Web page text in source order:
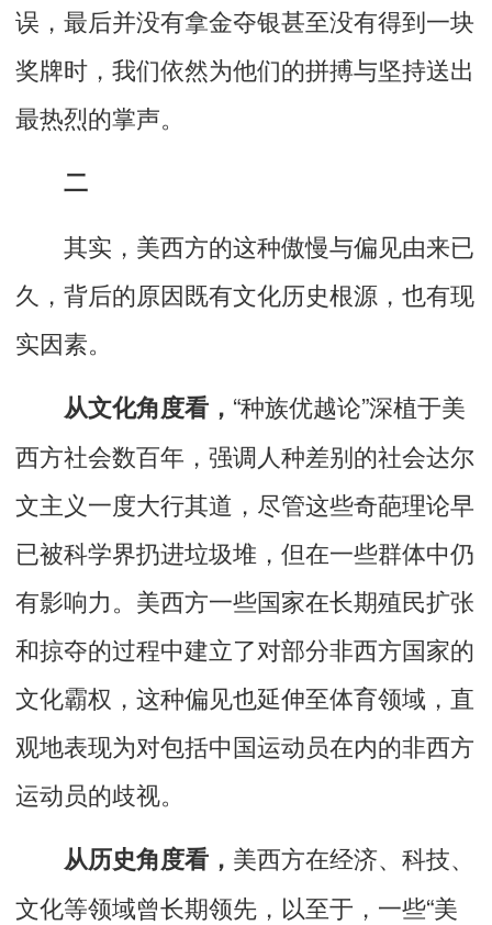
误，最后并没有拿金夺银甚至没有得到一块
奖牌时，我们依然为他们的拼搏与坚持送出
最热烈的掌声。
二
其实，美西方的这种傲慢与偏见由来已
久，背后的原因既有文化历史根源，也有现
实因素。
从文化角度看， “种族优越论”深植于美
西方社会数百年，强调人种差别的社会达尔
文主义一度大行其道，尽管这些奇葩理论早
已被科学界扔进垃圾堆，但在一些群体中仍
有影响力。美西方一些国家在长期殖民扩张
和掠夺的过程中建立了对部分非西方国家的
文化霸权，这种偏见也延伸至体育领域，直
观地表现为对包括中国运动员在内的非西方
运动员的歧视。
从历史角度看， 美西方在经济、科技、
文化等领域曾长期领先，以至于，一些“美